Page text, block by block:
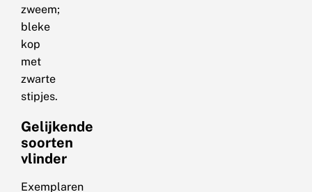
zweem;
bleke
kop
met
zwarte
stipjes.
Gelijkende
soorten
vlinder
Exemplaren